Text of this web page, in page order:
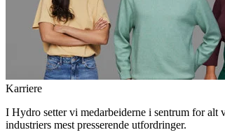
Karriere
I Hydro setter vi medarbeiderne i sentrum for alt
industriers mest presserende utfordringer.